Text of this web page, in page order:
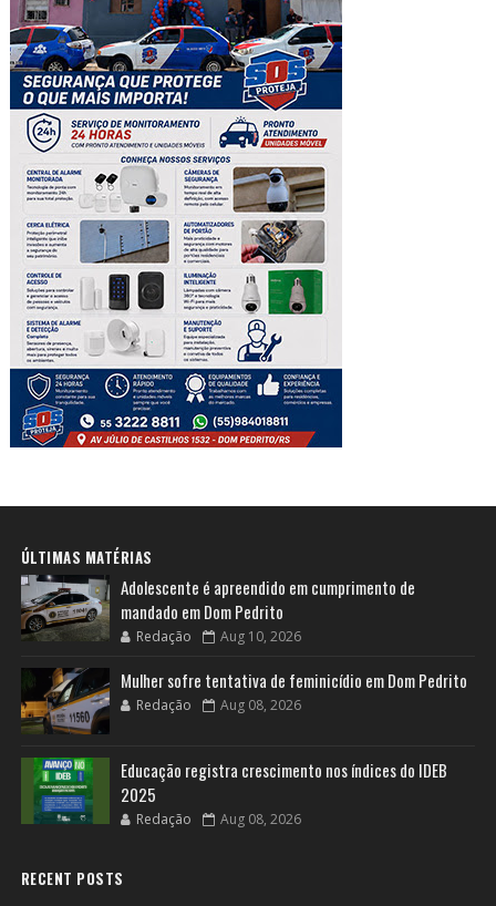
ÚLTIMAS MATÉRIAS
Adolescente é apreendido em cumprimento de
mandado em Dom Pedrito
Redação Aug 10, 2026
Mulher sofre tentativa de feminicídio em Dom Pedrito
Redação Aug 08, 2026
Educação registra crescimento nos índices do IDEB
2025
Redação Aug 08, 2026
RECENT POSTS